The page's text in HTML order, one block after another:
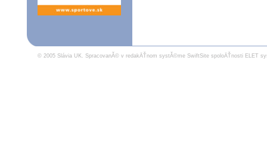
© 2005 Slávia UK. SpracovanĂ© v redakÄŤnom systĂ©me SwiftSite spoloÄŤnosti ELET